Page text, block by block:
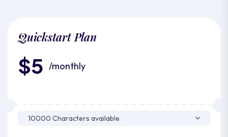
Quickstart Plan
$5 /monthly